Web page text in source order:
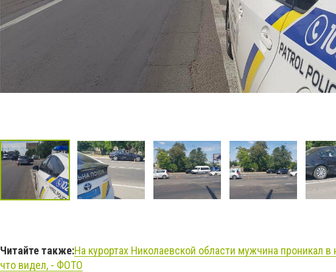
Читайте также:На курортах Николаевской области мужчина проникал
что видел, - ФОТО